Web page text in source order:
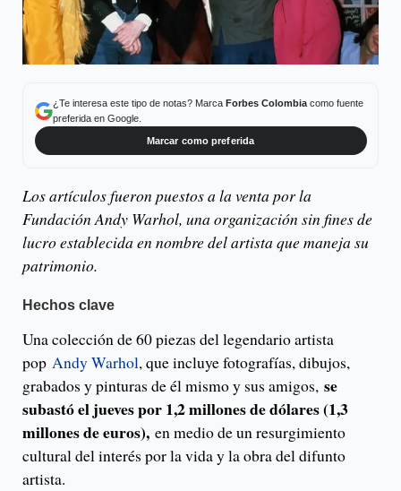
¿Te interesa este tipo de notas? Marca Forbes Colombiacomo fuente
preferida en Google.
Marcar como preferida
Los artículos fueron puestos a la venta por la
Fundación Andy Warhol, una organización sin fines de
lucro establecida en nombre del artista que maneja su
patrimonio.
Hechos clave
Una colección de 60 piezas del legendario artista
pop Andy Warhol, que incluye fotografías, dibujos,
grabados y pinturas de él mismo y sus amigos, se
subastó el jueves por 1,2 millones de dólares (1,3
millones de euros), en medio de un resurgimiento
cultural del interés por la vida y la obra del difunto
artista.